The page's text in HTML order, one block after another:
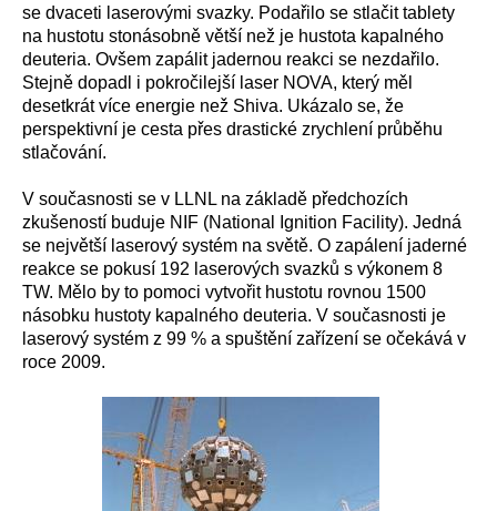
se dvaceti laserovými svazky. Podařilo se stlačit tablety
na hustotu stonásobně větší než je hustota kapalného
deuteria. Ovšem zapálit jadernou reakci se nezdařilo.
Stejně dopadl i pokročilejší laser NOVA, který měl
desetkrát více energie než Shiva. Ukázalo se, že
perspektivní je cesta přes drastické zrychlení průběhu
stlačování.
V současnosti se v LLNL na základě předchozích
zkušeností buduje NIF (National Ignition Facility). Jedná
se největší laserový systém na světě. O zapálení jaderné
reakce se pokusí 192 laserových svazků s výkonem 8
TW. Mělo by to pomoci vytvořit hustotu rovnou 1500
násobku hustoty kapalného deuteria. V současnosti je
laserový systém z 99 % a spuštění zařízení se očekává v
roce 2009.